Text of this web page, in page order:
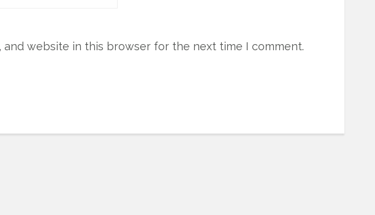
and website in this browser for the next time I comment.